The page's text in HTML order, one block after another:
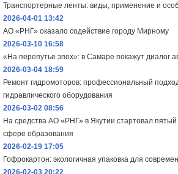
Транспортерные ленты: виды, применение и
2026-04-01 13:42
АО «РНГ» оказало содействие городу Мирному
2026-03-10 16:58
«На перепутье эпох»: в Самаре покажут диалог
2026-03-04 18:59
Ремонт гидромоторов: профессиональный
гидравлического оборудования
2026-03-02 08:56
На средства АО «РНГ» в Якутии стартовал
сфере образования
2026-02-19 17:05
Гофрокартон: экологичная упаковка для
2026-02-03 20:22